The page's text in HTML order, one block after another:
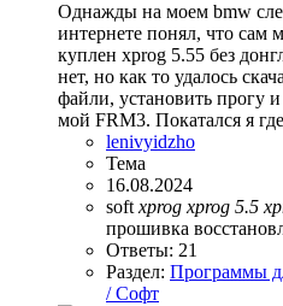
Однажды на моем bmw
интернете понял, что сам
куплен xprog 5.55 без
нет, но как то удалось
файли, установить прогу
мой FRM3. Покатался я
lenivyidzho
Тема
16.08.2024
soft xprog xprog 5.5
прошивка
Ответы: 21
Раздел: Программы
/ Софт